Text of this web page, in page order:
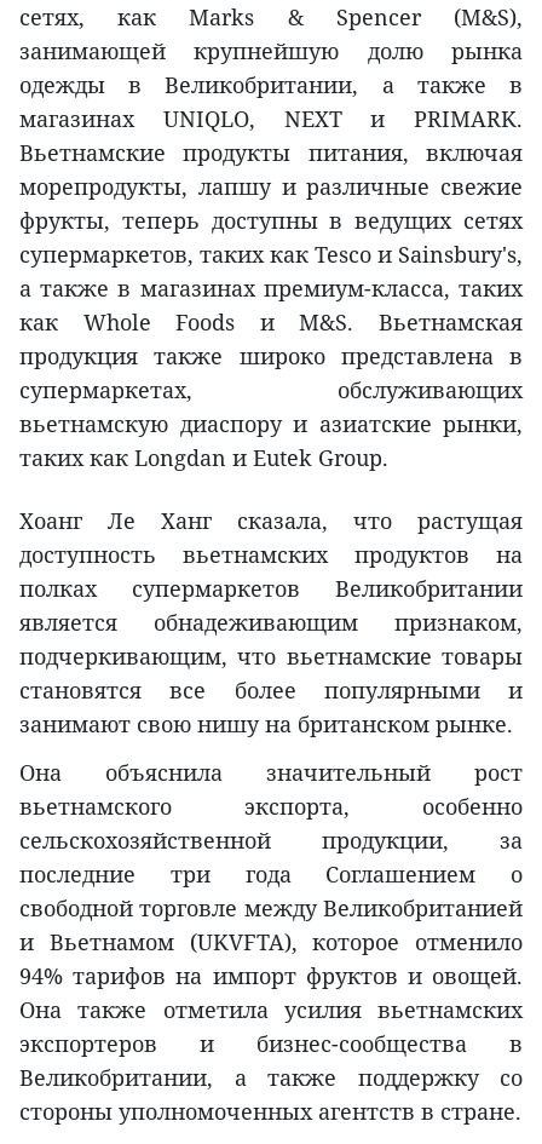
сетях, как Marks & Spencer (M&S),
занимающей крупнейшую долю рынка
одежды в Великобритании, а также в
магазинах UNIQLO, NEXT и PRIMARK.
Вьетнамские продукты питания, включая
морепродукты, лапшу и различные свежие
фрукты, теперь доступны в ведущих сетях
супермаркетов, таких как Tesco и Sainsbury's,
а также в магазинах премиум-класса, таких
как Whole Foods и M&S. Вьетнамская
продукция также широко представлена в
супермаркетах, обслуживающих
вьетнамскую диаспору и азиатские рынки,
таких как Longdan и Eutek Group.
Хоанг Ле Ханг сказала, что растущая
доступность вьетнамских продуктов на
полках супермаркетов Великобритании
является обнадеживающим признаком,
подчеркивающим, что вьетнамские товары
становятся все более популярными и
занимают свою нишу на британском рынке.
Она объяснила значительный рост
вьетнамского экспорта, особенно
сельскохозяйственной продукции, за
последние три года Соглашением о
свободной торговле между Великобританией
и Вьетнамом (UKVFTA), которое отменило
94% тарифов на импорт фруктов и овощей.
Она также отметила усилия вьетнамских
экспортеров и бизнес-сообщества в
Великобритании, а также поддержку со
стороны уполномоченных агентств в стране.